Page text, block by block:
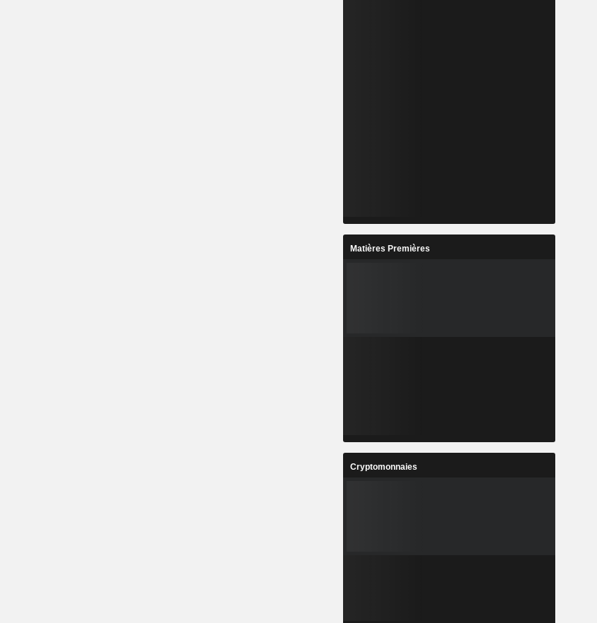
Matières Premières
Cryptomonnaies